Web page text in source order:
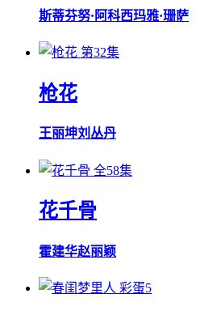
斯蒂芬努·阿科西玛雅·珊萨
第32集
枪花
王丽坤刘丛丹
全58集
花千骨
霍建华赵丽颖
彩蛋5